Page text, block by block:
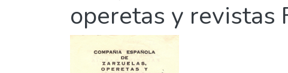
operetas y revistas